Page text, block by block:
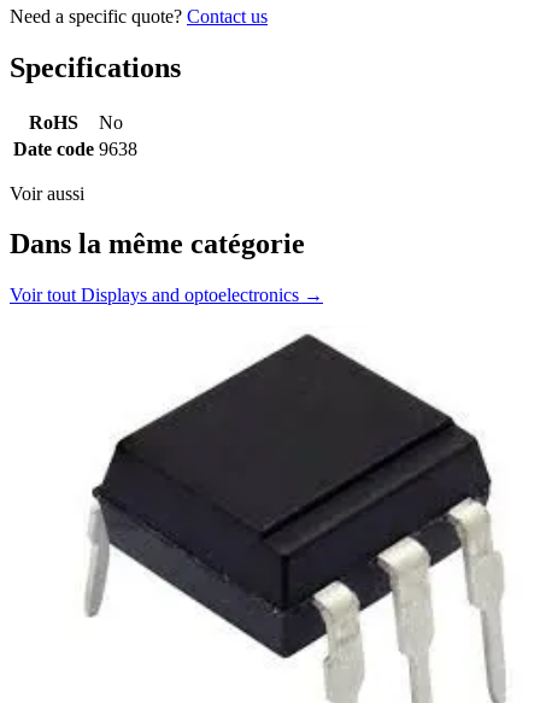
Need a specific quote? Contact us
Specifications
RoHS
No
Date code 9638
Voir aussi
Dans la même catégorie
Voir tout Displays and optoelectronics →